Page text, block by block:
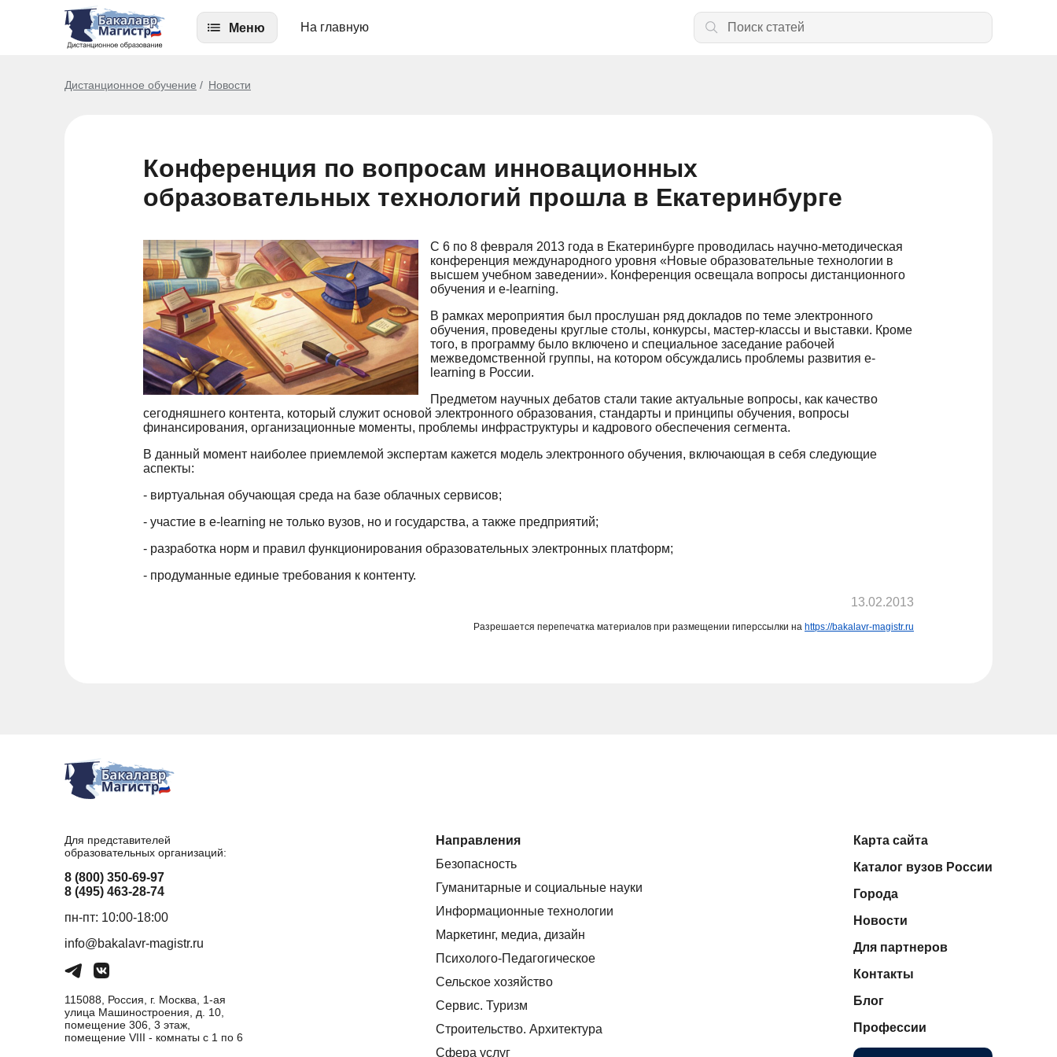
Меню На главную
Дистанционное обучение Новости
Конференция по вопросам инновационных
образовательных технологий прошла в Екатеринбурге
С 6 по 8 февраля 2013 года в Екатеринбурге проводилась научно-методическая
конференция международного уровня «Новые образовательные технологии в
высшем учебном заведении». Конференция освещала вопросы дистанционного
обучения и e-learning.
В рамках мероприятия был прослушан ряд докладов по теме электронного
обучения, проведены круглые столы, конкурсы, мастер-классы и выставки. Кроме
того, в программу было включено и специальное заседание рабочей
межведомственной группы, на котором обсуждались проблемы развития e-
learning в России.
Предметом научных дебатов стали такие актуальные вопросы, как качество
сегодняшнего контента, который служит основой электронного образования, стандарты и принципы обучения, вопросы
финансирования, организационные моменты, проблемы инфраструктуры и кадрового обеспечения сегмента.
В данный момент наиболее приемлемой экспертам кажется модель электронного обучения, включающая в себя следующие
аспекты:
- виртуальная обучающая среда на базе облачных сервисов;
- участие в e-learning не только вузов, но и государства, а также предприятий;
- разработка норм и правил функционирования образовательных электронных платформ;
- продуманные единые требования к контенту.
13.02.2013
Разрешается перепечатка материалов при размещении гиперссылки на https://bakalavr-magistr.ru
Для представителей
образовательных организаций:
8 (800) 350-69-97
8 (495) 463-28-74
пн-пт: 10:00-18:00
info@bakalavr-magistr.ru
115088, Россия, г. Москва, 1-ая
улица Машиностроения, д. 10,
помещение 306, 3 этаж,
помещение VIII - комнаты с 1 по 6
Направления
Безопасность
Гуманитарные и социальные науки
Информационные технологии
Маркетинг, медиа, дизайн
Психолого-Педагогическое
Сельское хозяйство
Сервис. Туризм
Строительство. Архитектура
Сфера услуг
Карта сайта
Каталог вузов России
Города
Новости
Для партнеров
Контакты
Блог
Профессии